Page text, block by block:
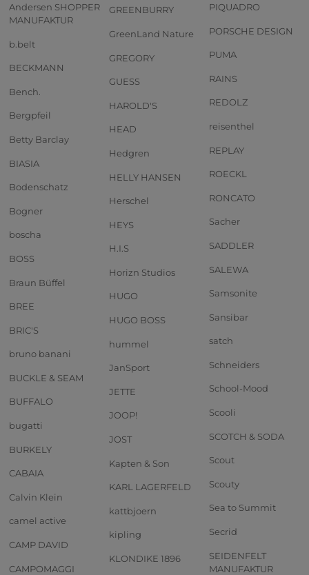
Andersen SHOPPER
MANUFAKTUR
b.belt
BECKMANN
Bench.
Bergpfeil
Betty Barclay
BIASIA
Bodenschatz
Bogner
boscha
BOSS
Braun Büffel
BREE
BRIC'S
bruno banani
BUCKLE & SEAM
BUFFALO
bugatti
BURKELY
CABAIA
Calvin Klein
camel active
CAMP DAVID
CAMPOMAGGI
GREENBURRY
GreenLand Nature
GREGORY
GUESS
HAROLD'S
HEAD
Hedgren
HELLY HANSEN
Herschel
HEYS
H.I.S
Horizn Studios
HUGO
HUGO BOSS
hummel
JanSport
JETTE
JOOP!
JOST
Kapten & Son
KARL LAGERFELD
kattbjoern
kipling
KLONDIKE 1896
PIQUADRO
PORSCHE DESIGN
PUMA
RAINS
REDOLZ
reisenthel
REPLAY
ROECKL
RONCATO
Sacher
SADDLER
SALEWA
Samsonite
Sansibar
satch
Schneiders
School-Mood
Scooli
SCOTCH & SODA
Scout
Scouty
Sea to Summit
Secrid
SEIDENFELT
MANUFAKTUR